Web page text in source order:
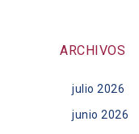
ARCHIVOS
julio 2026
junio 2026